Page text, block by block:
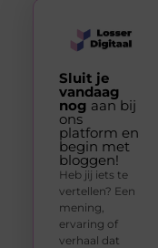
Sluit je
vandaag
nog aan bij
ons
platform en
begin met
bloggen!
Heb jij iets te
vertellen? Een
mening,
ervaring of
verhaal dat